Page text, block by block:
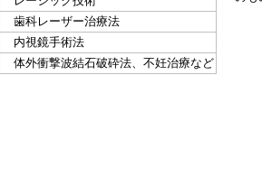
歯科レーザー治療法
内視鏡手術法
体外衝撃波結石破砕法、不妊治療など